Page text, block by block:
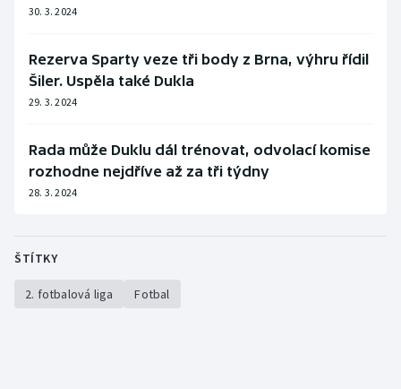
Parasport
Plážový volejbal
Ragby
Rychlostní kanoistika
30. 3. 2024
Rezerva Sparty veze tři body z Brna, výhru řídil
Šiler. Uspěla také Dukla
29. 3. 2024
Rada může Duklu dál trénovat, odvolací komise
rozhodne nejdříve až za tři týdny
28. 3. 2024
ŠTÍTKY
2. fotbalová liga Fotbal